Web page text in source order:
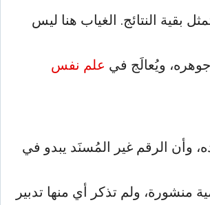
بقية النتائج. الغياب هنا ليس
ويُعالَج في علم نفس
وأن الرقم غير المُسنَد يبدو في
تُسنِد أي منها رقمًا إلى وثيقة رسمية منشورة، ولم تذكر أي منها تدبير